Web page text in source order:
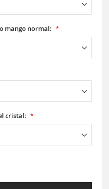
mango normal:
cristal: